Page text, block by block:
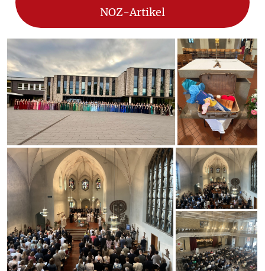
NOZ-Artikel